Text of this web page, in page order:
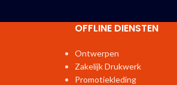
OFFLINE DIENSTEN
Ontwerpen
Zakelijk Drukwerk
Promotiekleding